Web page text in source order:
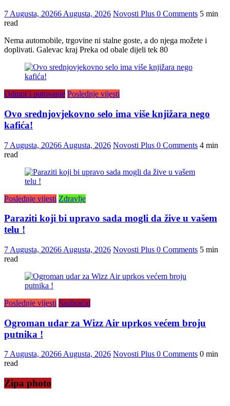
7 Augusta, 20266 Augusta, 2026 Novosti Plus 0 Comments 5 min
read
Nema automobile, trgovine ni stalne goste, a do njega možete i
doplivati. Galevac kraj Preka od obale dijeli tek 80
Odmor i putovanje Poslednje vijesti
Ovo srednjovjekovno selo ima više knjižara nego
kafića!
7 Augusta, 20266 Augusta, 2026 Novosti Plus 0 Comments 4 min
read
Poslednje vijesti Zdravlje
Paraziti koji bi upravo sada mogli da žive u vašem
telu !
7 Augusta, 20266 Augusta, 2026 Novosti Plus 0 Comments 5 min
read
Poslednje vijesti Saobraćaj
Ogroman udar za Wizz Air uprkos većem broju
putnika !
7 Augusta, 20266 Augusta, 2026 Novosti Plus 0 Comments 0 min
read
Zipa photo